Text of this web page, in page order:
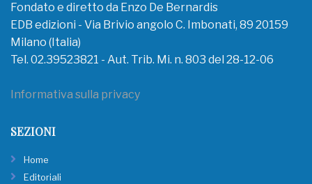
Fondato e diretto da Enzo De Bernardis
EDB edizioni - Via Brivio angolo C. Imbonati, 89 20159
Milano (Italia)
Tel. 02.39523821 - Aut. Trib. Mi. n. 803 del 28-12-06
Informativa sulla privacy
SEZIONI
Home
Editoriali